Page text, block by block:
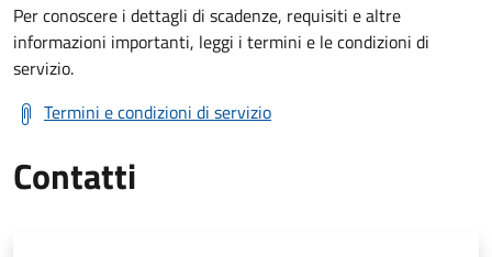
Per conoscere i dettagli di scadenze, requisiti e altre
informazioni importanti, leggi i termini e le condizioni di
servizio.
Termini e condizioni di servizio
Contatti